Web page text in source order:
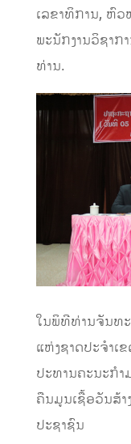
ເລຂາທິການ, ຫົ
ພະນັກງານວິຊາກ
ທ່ານ.
ໃນພິທີທ່ານຈັນທ
ແຫ່ງຊາດປະຈຳເ
ປະທານຄະນະກຳ
ຄືນມູນເຊື້ອວັນສ້າ
ປະຊາຊົນ